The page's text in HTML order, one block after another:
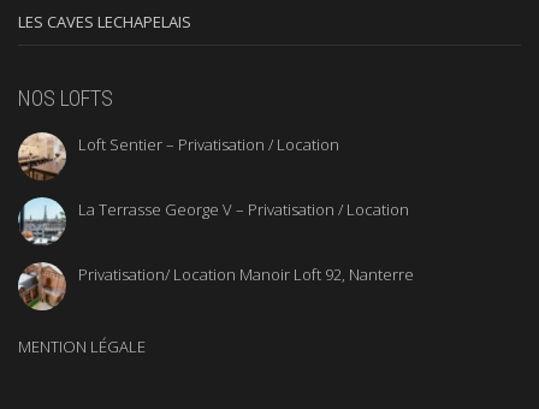
LES CAVES LECHAPELAIS
NOS LOFTS
Loft Sentier – Privatisation / Location
La Terrasse George V – Privatisation / Location
Privatisation/ Location Manoir Loft 92, Nanterre
MENTION LÉGALE